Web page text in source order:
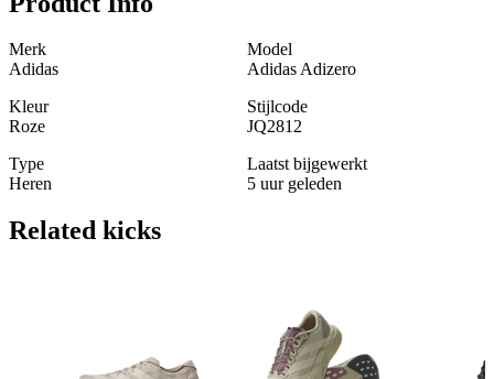
Merk
Adidas
Model
Adidas Adizero
Kleur
Roze
Stijlcode
JQ2812
Type
Heren
Laatst bijgewerkt
5 uur geleden
Related kicks